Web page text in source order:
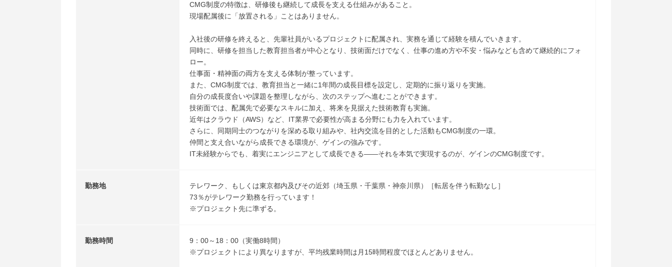
CMG制度の特徴は、研修後も継続して成長を支える仕組みがあること。
現場配属後に「放置される」ことはありません。
入社後の研修を終えると、先輩社員がいるプロジェクトに配属され、実務を通じて経験を積んでいきます。
同時に、研修を担当した教育担当者が中心となり、技術面だけでなく、仕事の進め方や不安・悩みなども含めて継続的にフォ
ロー。
仕事面・精神面の両方を支える体制が整っています。
また、CMG制度では、教育担当と一緒に1年間の成長目標を設定し、定期的に振り返りを実施。
自分の成長度合いや課題を整理しながら、次のステップへ進むことができます。
技術面では、配属先で必要なスキルに加え、将来を見据えた技術教育も実施。
近年はクラウド（AWS）など、IT業界で必要性が高まる分野にも力を入れています。
さらに、同期同士のつながりを深める取り組みや、社内交流を目的とした活動もCMG制度の一環。
仲間と支え合いながら成長できる環境が、ゲインの強みです。
IT未経験からでも、着実にエンジニアとして成長できる――それを本気で実現するのが、ゲインのCMG制度です。
勤務地
テレワーク、もしくは東京都内及びその近郊（埼玉県・千葉県・神奈川県）［転居を伴う転勤なし］
73％がテレワーク勤務を行っています！
※プロジェクト先に準ずる。
勤務時間
9：00～18：00（実働8時間）
※プロジェクトにより異なりますが、平均残業時間は月15時間程度でほとんどありません。